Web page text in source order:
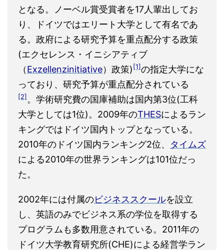
となる。ノーベル賞受賞者を17人輩出してお
り、ドイツではエリート大学として有名であ
る。政府による研究予算を重点配分する政策
(エクセレンス・イニシアティブ
（Exzellenzinitiative）政策)[1]の指定大学にな
っており、研究予算が重点配分されている
[2] 。学術研究費の国庫補助は国内第3位(工科
大学としては1位)。2009年のTHESによるラン
キングではドイツ国内トップとなっている。
2010年のドイツ国内ランキング2位、 タイムズ
による2010年の世界ランキングは101位だっ
た。
2002年には付属のビジネススクールを設立
し、英語のみでビジネス系の学位を取得する
プログラムも多数用意されている。2011年の
ドイツ大学教育研究所(CHE)による経営学ラン